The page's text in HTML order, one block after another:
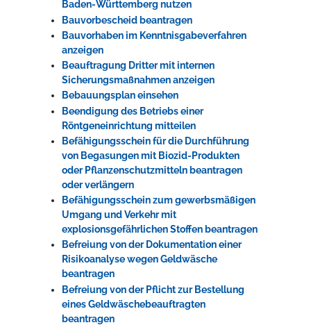
Baden-Württemberg nutzen
Bauvorbescheid beantragen
Bauvorhaben im Kenntnisgabeverfahren
anzeigen
Beauftragung Dritter mit internen
Sicherungsmaßnahmen anzeigen
Bebauungsplan einsehen
Beendigung des Betriebs einer
Röntgeneinrichtung mitteilen
Befähigungsschein für die Durchführung
von Begasungen mit Biozid-Produkten
oder Pflanzenschutzmitteln beantragen
oder verlängern
Befähigungsschein zum gewerbsmäßigen
Umgang und Verkehr mit
explosionsgefährlichen Stoffen beantragen
Befreiung von der Dokumentation einer
Risikoanalyse wegen Geldwäsche
beantragen
Befreiung von der Pflicht zur Bestellung
eines Geldwäschebeauftragten
beantragen